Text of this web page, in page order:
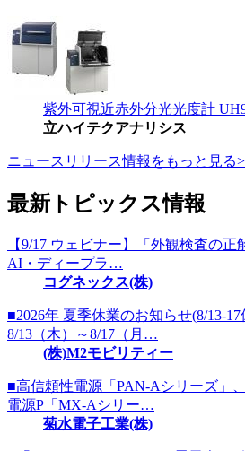
紫外可視近赤外分光光度計
立ハイテクアナリシス
ニュースリリース情報をもっと見る
最新トピックス情報
【9/17 ウェビナー】「外観検査の正
AI・ディープラ…
コグネックス(株)
■2026年 夏季休業のお知らせ(8/13-17
8/13（木）～8/17（月…
(株)M2モビリティー
■高信頼性電源「PAN-Aシリーズ」
電源P「MX-Aシリー…
菊水電子工業(株)